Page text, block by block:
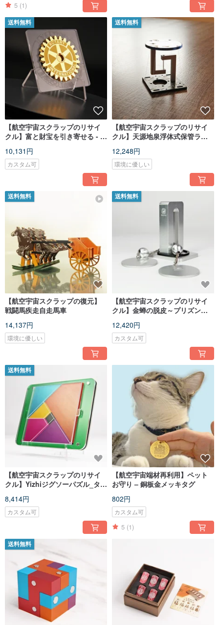
5 (1)
送料無料
【航空宇宙スクラップのリサイ
クル】富と財宝を引き寄せる - 一
10,131円
カスタム可
送料無料
【航空宇宙スクラップのリサイ
クル】天源地泉浮体式保管ラッ
12,248円
環境に優しい
送料無料
【航空宇宙スクラップの復元】
戦闘馬疾走自走馬車
14,137円
環境に優しい
送料無料
【航空宇宙スクラップのリサイ
クル】金蝉の脱皮～プリズン模
12,420円
カスタム可
送料無料
【航空宇宙スクラップのリサイ
クル】Yizhiジグソーパズル_タン
ベースモデル
8,414円
カスタム可
【航空宇宙端材再利用】ペット
お守り – 銅板金メッキタグ
802円
カスタム可
5 (1)
送料無料